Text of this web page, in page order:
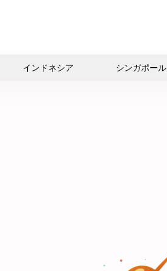
インドネシア シンガポール